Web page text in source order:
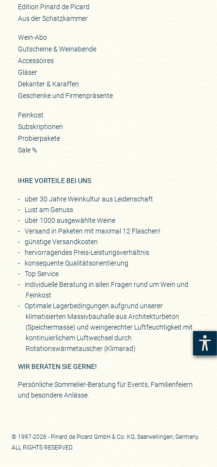
Edition Pinard de Picard
Aus der Schatzkammer
Wein-Abo
Gutscheine & Weinabende
Accessoires
Gläser
Dekanter & Karaffen
Geschenke und Firmenpräsente
Feinkost
Subskriptionen
Probierpakete
Sale %
IHRE VORTEILE BEI UNS
über 30 Jahre Weinkultur aus Leidenschaft
Lust am Genuss
über 1000 ausgewählte Weine
Versand in Paketen mit maximal 12 Flaschen!
günstige Versandkosten
hervorragendes Preis-Leistungsverhältnis
konsequente Qualitätsorientierung
Top Service
individuelle Beratung in allen Fragen rund um Wein und
Feinkost
Optimale Lagerbedingungen aufgrund unserer
klimatisierten Massivbauhalle aus Architekturbeton
(Speichermasse) und weingerechter Luftfeuchtigkeit mit
kontinuierlichem Luftwechsel durch
Rotationswärmetauscher (Klimarad)
WIR BERATEN SIE GERNE!
Persönliche Sommelier-Beratung für Events, Familienfeiern
und besondere Anlässe.
© 1997-2026 - Pinard de Picard GmbH & Co. KG, Saarwellingen, Germany.
ALL RIGHTS RESERVED.